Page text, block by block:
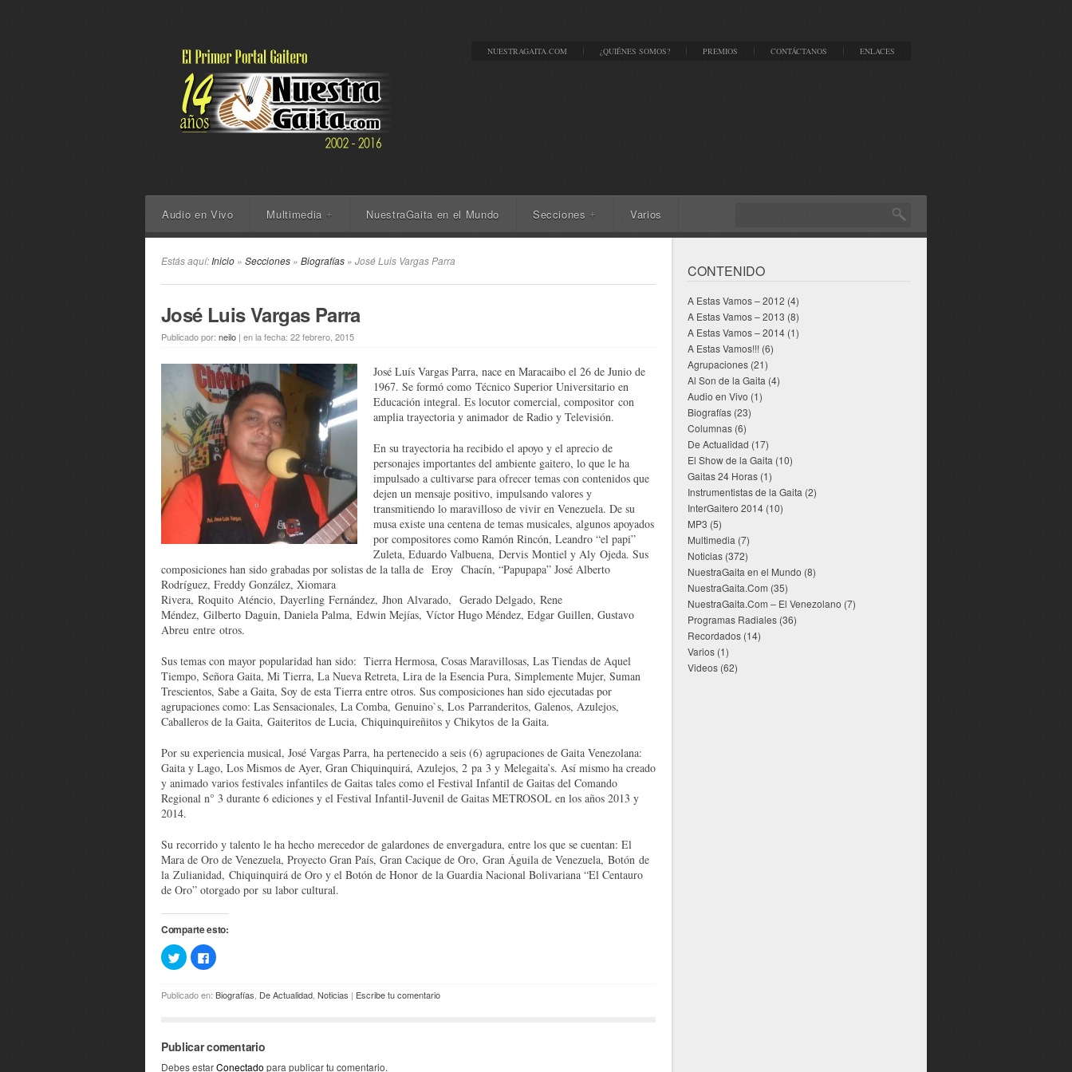
NUESTRAGAITA.COM ¿QUIÉNES SOMOS? PREMIOS CONTÁCTANOS ENLACES
Audio en Vivo Multimedia + NuestraGaita en el Mundo Secciones + Varios
Estás aquí: Inicio » Secciones » Biografías » José Luis Vargas Parra
José Luis Vargas Parra
Publicado por: neilo | en la fecha: 22 febrero, 2015
José Luís Vargas Parra, nace en Maracaibo el 26 de Junio de
1967. Se formó como Técnico Superior Universitario en
Educación integral. Es locutor comercial, compositor con
amplia trayectoria y animador de Radio y Televisión.
En su trayectoria ha recibido el apoyo y el aprecio de
personajes importantes del ambiente gaitero, lo que le ha
impulsado a cultivarse para ofrecer temas con contenidos que
dejen un mensaje positivo, impulsando valores y
transmitiendo lo maravilloso de vivir en Venezuela. De su
musa existe una centena de temas musicales, algunos apoyados
por compositores como Ramón Rincón, Leandro “el papi”
Zuleta, Eduardo Valbuena, Dervis Montiel y Aly Ojeda. Sus
composiciones han sido grabadas por solistas de la talla de Eroy Chacín, “Papupapa” José Alberto
Rodríguez, Freddy González, Xiomara
Rivera, Roquito Aténcio, Dayerling Fernández, Jhon Alvarado, Gerado Delgado, Rene
Méndez, Gilberto Daguin, Daniela Palma, Edwin Mejías, Víctor Hugo Méndez, Edgar Guillen, Gustavo
Abreu entre otros.
Sus temas con mayor popularidad han sido: Tierra Hermosa, Cosas Maravillosas, Las Tiendas de Aquel
Tiempo, Señora Gaita, Mi Tierra, La Nueva Retreta, Lira de la Esencia Pura, Simplemente Mujer, Suman
Trescientos, Sabe a Gaita, Soy de esta Tierra entre otros. Sus composiciones han sido ejecutadas por
agrupaciones como: Las Sensacionales, La Comba, Genuino`s, Los Parranderitos, Galenos, Azulejos,
Caballeros de la Gaita, Gaiteritos de Lucia, Chiquinquireñitos y Chikytos de la Gaita.
Por su experiencia musical, José Vargas Parra, ha pertenecido a seis (6) agrupaciones de Gaita Venezolana:
Gaita y Lago, Los Mismos de Ayer, Gran Chiquinquirá, Azulejos, 2 pa 3 y Melegaita’s. Así mismo ha creado
y animado varios festivales infantiles de Gaitas tales como el Festival Infantil de Gaitas del Comando
Regional n° 3 durante 6 ediciones y el Festival Infantil-Juvenil de Gaitas METROSOL en los años 2013 y
2014.
Su recorrido y talento le ha hecho merecedor de galardones de envergadura, entre los que se cuentan: El
Mara de Oro de Venezuela, Proyecto Gran País, Gran Cacique de Oro, Gran Águila de Venezuela, Botón de
la Zulianidad, Chiquinquirá de Oro y el Botón de Honor de la Guardia Nacional Bolivariana “El Centauro
de Oro” otorgado por su labor cultural.
Comparte esto:
Haz
clic
para
en
Twitter
una
ventana
Haz
clic
en
Facebook
ventana
Publicado en: Biografías De Actualidad Noticias | Escribe tu comentario
Publicar comentario
Debes estarConectado para publicar tu comentario.
CONTENIDO
A Estas Vamos – 2012 (4)
A Estas Vamos – 2013 (8)
A Estas Vamos – 2014 (1)
A Estas Vamos!!! (6)
Agrupaciones (21)
Al Son de la Gaita (4)
Audio en Vivo (1)
Biografías (23)
Columnas (6)
De Actualidad (17)
El Show de la Gaita (10)
Gaitas 24 Horas (1)
Instrumentistas de la Gaita (2)
InterGaitero 2014 (10)
MP3 (5)
Multimedia (7)
Noticias (372)
NuestraGaita en el Mundo (8)
NuestraGaita.Com (35)
NuestraGaita.Com – El Venezolano (7)
Programas Radiales (36)
Recordados (14)
Varios (1)
Videos (62)